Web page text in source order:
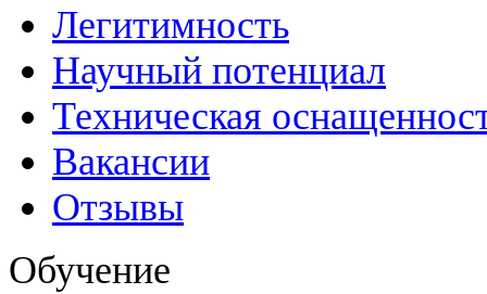
Легитимность
Научный потенциал
Техническая
Вакансии
Отзывы
Обучение